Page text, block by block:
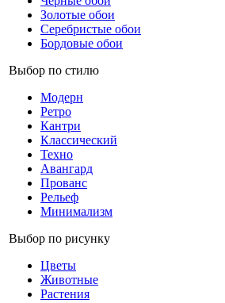
Золотые обои
Серебристые обои
Бордовые обои
Выбор по стилю
Модерн
Ретро
Кантри
Классический
Техно
Авангард
Прованс
Рельеф
Минимализм
Выбор по рисунку
Цветы
Животные
Растения